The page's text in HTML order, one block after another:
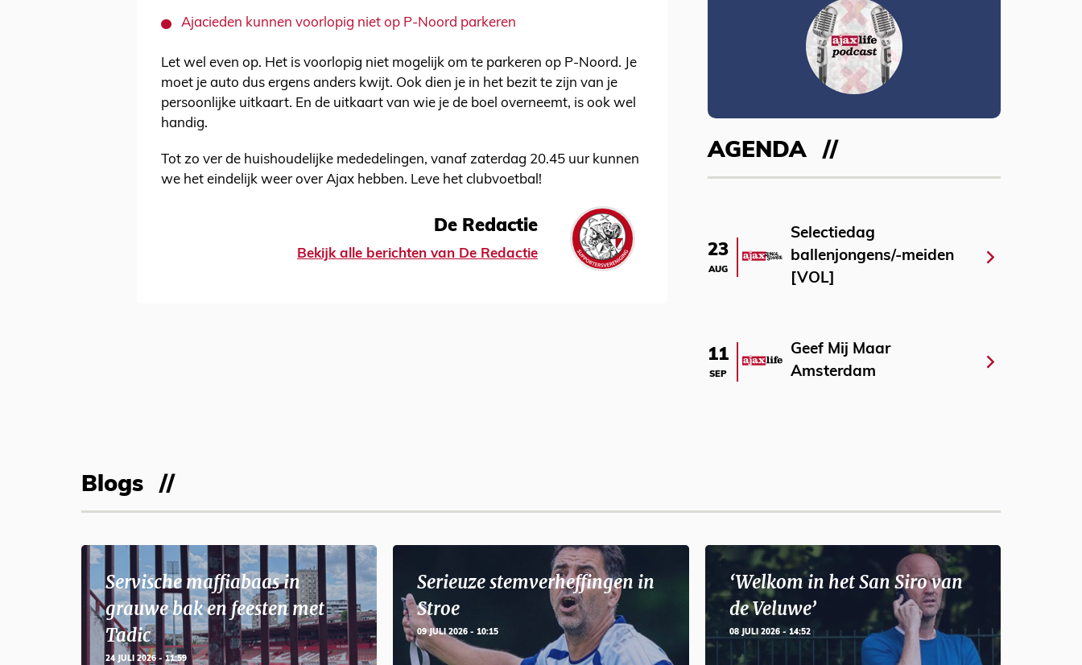
Ajacieden kunnen voorlopig niet op P-Noord parkeren
Let wel even op. Het is voorlopig niet mogelijk om te parkeren op P-Noord. Je
moet je auto dus ergens anders kwijt. Ook dien je in het bezit te zijn van je
persoonlijke uitkaart. En de uitkaart van wie je de boel overneemt, is ook wel
handig.
Tot zo ver de huishoudelijke mededelingen, vanaf zaterdag 20.45 uur kunnen
we het eindelijk weer over Ajax hebben. Leve het clubvoetbal!
De Redactie
Bekijk alle berichten van De Redactie
AGENDA
23
AUG
Selectiedag
ballenjongens/-meiden
[VOL]
11
SEP
Geef Mij Maar
Amsterdam
Blogs
Servische maffiabaas in
grauwe bak en feesten met
Tadic
24 JULI 2026 - 11:59
Serieuze stemverheffingen in
Stroe
09 JULI 2026 - 10:15
‘Welkom in het San Siro van
de Veluwe’
08 JULI 2026 - 14:52